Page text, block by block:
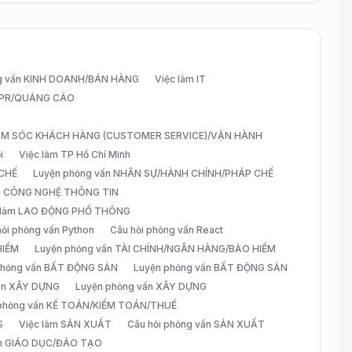
vấn KINH DOANH/BÁN HÀNG
Việc làm IT
QUẢNG CÁO
SÓC KHÁCH HÀNG (CUSTOMER SERVICE)/VẬN HÀNH
Việc làm TP Hồ Chí Minh
Luyện phỏng vấn NHÂN SỰ/HÀNH CHÍNH/PHÁP CHẾ
NGHỆ THÔNG TIN
LAO ĐỘNG PHỔ THÔNG
phỏng vấn Python
Câu hỏi phỏng vấn React
Luyện phỏng vấn TÀI CHÍNH/NGÂN HÀNG/BẢO HIỂM
vấn BẤT ĐỘNG SẢN
Luyện phỏng vấn BẤT ĐỘNG SẢN
XÂY DỰNG
Luyện phỏng vấn XÂY DỰNG
vấn KẾ TOÁN/KIỂM TOÁN/THUẾ
Việc làm SẢN XUẤT
Câu hỏi phỏng vấn SẢN XUẤT
GIÁO DỤC/ĐÀO TẠO